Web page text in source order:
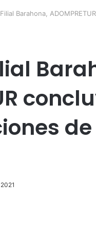
Barahona,